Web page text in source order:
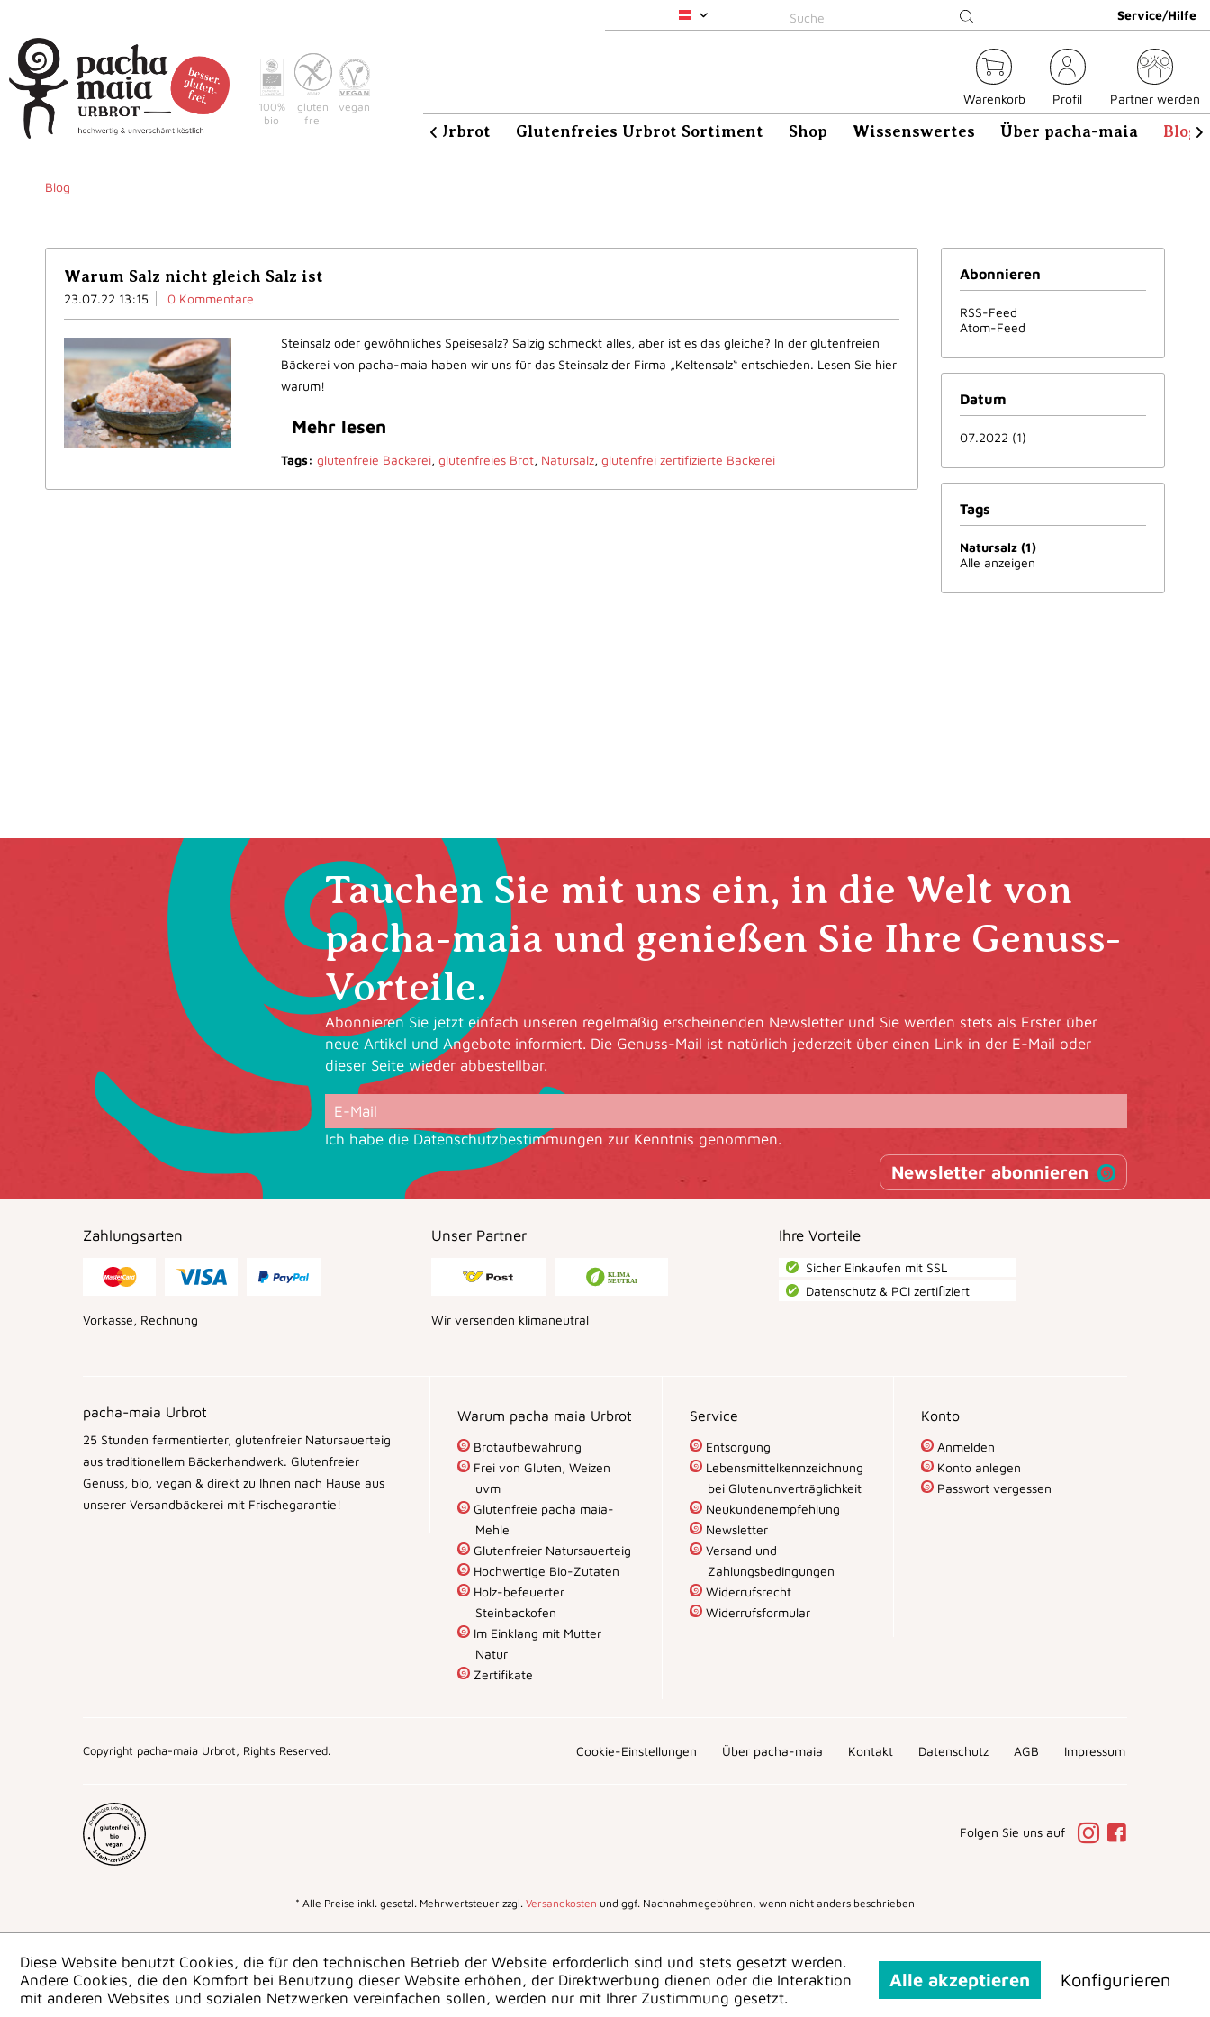
pacha-maia Service/Hilfe
100%
bio
gluten
frei
vegan
Warenkorb Profil Partner werden
Home Warum pacha-maia Urbrot Glutenfreies Urbrot Sortiment Shop Wissenswertes Über pacha-maia Blog
 
Blog
Abonnieren
RSS-Feed
Atom-Feed
Datum
07.2022 (1)
Tags
Natursalz (1)
Alle anzeigen
Warum Salz nicht gleich Salz ist
23.07.22 13:15 0 Kommentare
Steinsalz oder gewöhnliches Speisesalz? Salzig schmeckt alles, aber ist es das gleiche? In der glutenfreien
Bäckerei von pacha-maia haben wir uns für das Steinsalz der Firma „Keltensalz“ entschieden. Lesen Sie hier
warum!
Mehr lesen
Tags: glutenfreie Bäckerei,glutenfreies Brot, Natursalz,glutenfrei zertifizierte Bäckerei
Tauchen Sie mit uns ein, in die Welt von
pacha-maia und genießen Sie Ihre Genuss-
Vorteile.
Abonnieren Sie jetzt einfach unseren regelmäßig erscheinenden Newsletter und Sie werden stets als Erster über
neue Artikel und Angebote informiert. Die Genuss-Mail ist natürlich jederzeit über einen Link in der E-Mail oder
dieser Seite wieder abbestellbar.
Ich habe die Datenschutzbestimmungen zur Kenntnis genommen.
Newsletter abonnieren
Zahlungsarten
Vorkasse, Rechnung
Unser Partner
Wir versenden klimaneutral
Ihre Vorteile
Sicher Einkaufen mit SSL
Datenschutz & PCI zertiﬁziert
pacha-maia Urbrot
25 Stunden fermentierter, glutenfreier Natursauerteig
aus traditionellem Bäckerhandwerk. Glutenfreier
Genuss, bio, vegan & direkt zu Ihnen nach Hause aus
unserer Versandbäckerei mit Frischegarantie!
Warum pacha maia Urbrot
Brotaufbewahrung
Frei von Gluten, Weizen
uvm
Glutenfreie pacha maia-
Mehle
Glutenfreier Natursauerteig
Hochwertige Bio-Zutaten
Holz-befeuerter
Steinbackofen
Im Einklang mit Mutter
Natur
Zertifikate
Service
Entsorgung
Lebensmittelkennzeichnung
bei Glutenunverträglichkeit
Neukundenempfehlung
Newsletter
Versand und
Zahlungsbedingungen
Widerrufsrecht
Widerrufsformular
Konto
Anmelden
Konto anlegen
Passwort vergessen
* Alle Preise inkl. gesetzl. Mehrwertsteuer zzgl. Versandkosten und ggf. Nachnahmegebühren, wenn nicht anders beschrieben
Cookie-Einstellungen Über pacha-maia Kontakt Datenschutz AGB Impressum
Copyright pacha-maia Urbrot, Rights Reserved.
Folgen Sie uns auf
Diese Website benutzt Cookies, die für den technischen Betrieb der Website erforderlich sind und stets gesetzt werden.
Andere Cookies, die den Komfort bei Benutzung dieser Website erhöhen, der Direktwerbung dienen oder die Interaktion
mit anderen Websites und sozialen Netzwerken vereinfachen sollen, werden nur mit Ihrer Zustimmung gesetzt.
Alle akzeptieren Konfigurieren